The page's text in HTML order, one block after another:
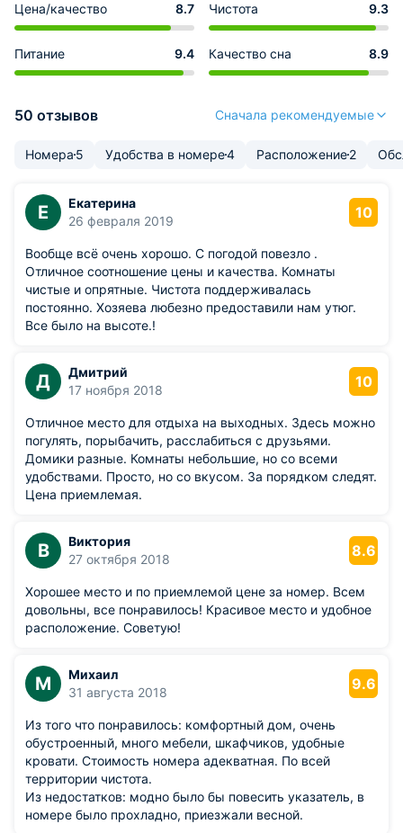
Цена/качество 8.7 Чистота 9.3
Питание 9.4 Качество сна 8.9
50 отзывов Сначала рекомендуемые
Номера 5 Удобства в номере4 Расположение2
Е
Екатерина
26 февраля 2019
10
Вообще всё очень хорошо. С погодой повезло .
Отличное соотношение цены и качества. Комнаты
чистые и опрятные. Чистота поддерживалась
постоянно. Хозяева любезно предоставили нам утюг.
Все было на высоте.!
Д
Дмитрий
17 ноября 2018
10
Отличное место для отдыха на выходных. Здесь можно
погулять, порыбачить, расслабиться с друзьями.
Домики разные. Комнаты небольшие, но со всеми
удобствами. Просто, но со вкусом. За порядком следят.
Цена приемлемая.
В
Виктория
27 октября 2018
8.6
Хорошее место и по приемлемой цене за номер. Всем
довольны, все понравилось! Красивое место и удобное
расположение. Советую!
М
Михаил
31 августа 2018
9.6
Из того что понравилось: комфортный дом, очень
обустроенный, много мебели, шкафчиков, удобные
кровати. Стоимость номера адекватная. По всей
территории чистота.
Из недостатков: модно было бы повесить указатель, в
номере было прохладно, приезжали весной.